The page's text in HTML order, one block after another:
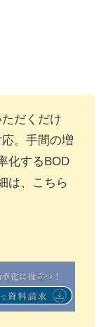
だくだけ
。手間の増
化するBOD
は、こちら